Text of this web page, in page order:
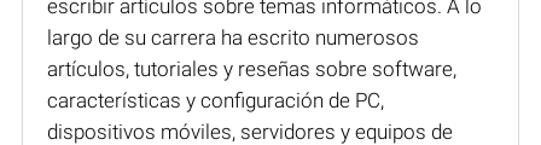
escribir artículos sobre temas informáticos. A lo
largo de su carrera ha escrito numerosos
artículos, tutoriales y reseñas sobre software,
características y configuración de PC,
dispositivos móviles, servidores y equipos de